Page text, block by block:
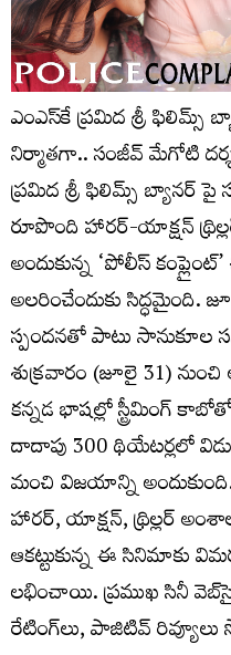
ఎంఎస్‌కే ప్రమిద శ్రీ
నిర్మాతగా.. సంజీవ్ మేగోటి
ప్రమిద శ్రీ ఫిలిమ్స్ బ్యానర్
రూపొంది హారర్-యాక్షన్
అందుకున్న ‘పోలీస్ కంప్లైంట్’
అలరించేందుకు సిద్ధమైంది.
స్పందనతో పాటు సానుకూల
శుక్ర‌వారం (జూలై 31)
కన్నడ భాషల్లో స్ట్రీమింగ్
దాదాపు 300 థియేటర్లలో
మంచి విజయాన్ని
హారర్, యాక్షన్, థ్రిల్లర్
ఆకట్టుకున్న ఈ సినిమాకు
లభించాయి. ప్రముఖ సినీ
రేటింగ్‌లు, పాజిటివ్ రివ్యూలు